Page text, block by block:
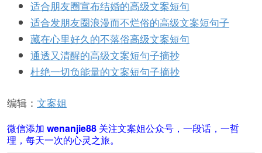
适合朋友圈宣布结婚的高级文案短句
适合发朋友圈浪漫而不烂俗的高级文案短句子
藏在心里好久的不落俗高级文案短句
通透又清醒的高级文案短句子摘抄
杜绝一切负能量的文案短句子摘抄
编辑： 文案姐
微信添加 wenanjie88 关注文案姐公众号，一段话，一哲
理，每天一次的心灵之旅。